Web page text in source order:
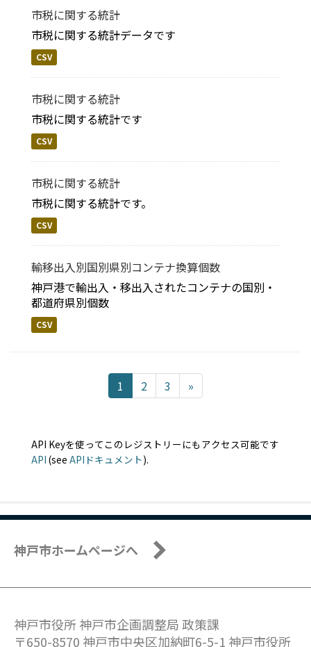
市税に関する統計
市税に関する統計データです
CSV
市税に関する統計
市税に関する統計です
CSV
市税に関する統計
市税に関する統計です。
CSV
輸移出入別国別県別コンテナ換算個数
神戸港で輸出入・移出入されたコンテナの国別・
都道府県別個数
CSV
1 2 3 »
API Keyを使ってこのレジストリーにもアクセス可能です
API (see APIドキュメント).
神戸市ホームページへ
神戸市役所 神戸市企画調整局 政策課
〒650-8570 神戸市中央区加納町6-5-1 神戸市役所